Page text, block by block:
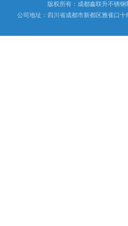
版权所有：成都鑫联升不
公司地址：四川省成都市新都区雅雀